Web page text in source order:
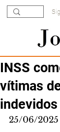
INSS
vítimas
25/06/2025